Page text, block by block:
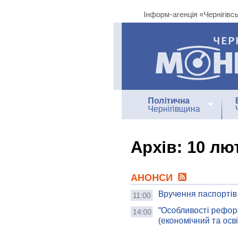
Інформ-агенція
Інформ-
Політична
Чернігівщина
Архiв: 10
АНОНСИ
11:00 Вручення
14:00
"Особливості
(економічний та